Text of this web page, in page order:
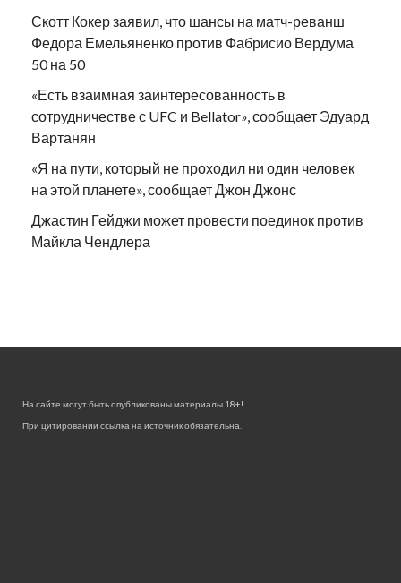
Скотт Кокер заявил, что шансы на матч-реванш
Федора Емельяненко против Фабрисио Вердума
50 на 50
«Есть взаимная заинтересованность в
сотрудничестве с UFC и Bellator», сообщает Эдуард
Вартанян
«Я на пути, который не проходил ни один человек
на этой планете», сообщает Джон Джонс
Джастин Гейджи может провести поединок против
Майкла Чендлера
На сайте могут быть опубликованы материалы 18+!
При цитировании ссылка на источник обязательна.